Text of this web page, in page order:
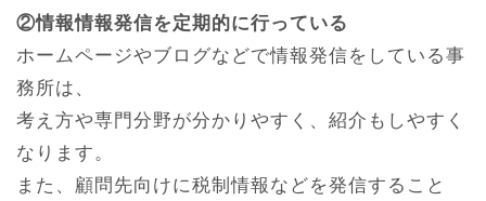
②情報情報発信を定期的に行っている
ホームページやブログなどで情報発信をしている事
務所は、
考え方や専門分野が分かりやすく、紹介もしやすく
なります。
また、顧問先向けに税制情報などを発信すること